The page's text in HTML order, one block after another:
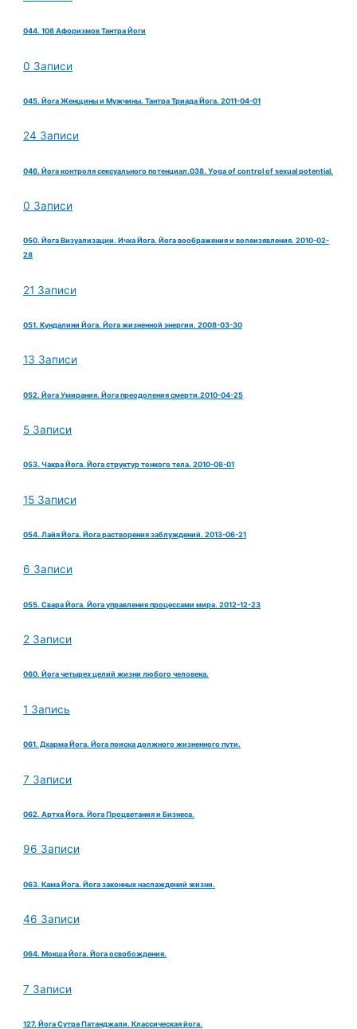
044. 108 Афоризмов Тантра Йоги
0 Записи
045. Йога Женщины и Мужчины. Тантра Триада Йога. 2011-04-01
24 Записи
046. Йога контроля сексуального потенциал.038. Yoga of control of sexual potential.
0 Записи
050. Йога Визуализации. Ичха Йога. Йога воображения и волеизявления. 2010-02-
28
21 Записи
051. Кундалини Йога. Йога жизненной энергии. 2008-03-30
13 Записи
052. Йога Умирания. Йога преодоления смерти.2010-04-25
5 Записи
053. Чакра Йога. Йога структур тонкого тела. 2010-08-01
15 Записи
054. Лайя Йога. Йога растворения заблуждений. 2013-06-21
6 Записи
055. Свара Йога. Йога управления процессами мира. 2012-12-23
2 Записи
060. Йога четырех целий жизни любого человека.
1 Запись
061. Дхарма Йога. Йога поиска должного жизненного пути.
7 Записи
062. Артха Йога. Йога Процветания и Бизнеса.
96 Записи
063. Кама Йога. Йога законных наслаждений жизни.
46 Записи
064. Мокша Йога. Йога освобождения.
7 Записи
127. Йога Сутра Патанджали. Классическая йога.